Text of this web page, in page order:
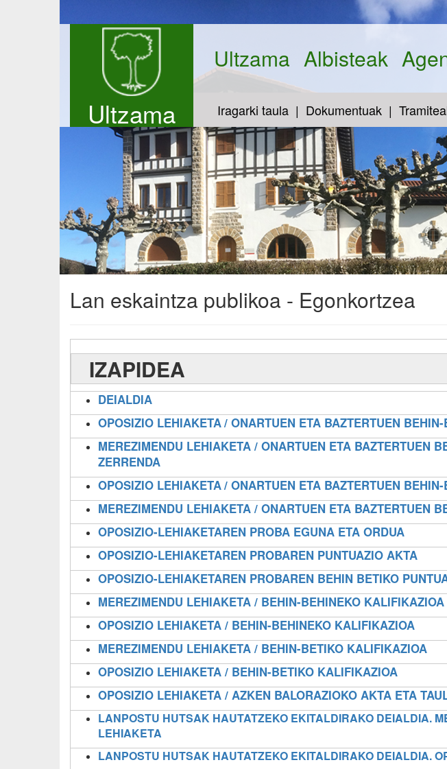
Ultzama
Ultzama Albisteak
Iragarki taula Dokumentuak
Lan eskaintza publikoa - Egonkortzea
IZAPIDEA
DEIALDIA
OPOSIZIO LEHIAKETA/ ONARTUEN ETA BAZTERTUEN
MEREZIMENDU LEHIAKETA / ONARTUEN ETA BAZTERTUEN
ZERRENDA
OPOSIZIO LEHIAKETA/ ONARTUEN ETA BAZTERTUEN
MEREZIMENDU LEHIAKETA / ONARTUEN ETA BAZTERTUEN
OPOSIZIO-LEHIAKETAREN PROBA EGUNA ETA ORDUA
OPOSIZIO-LEHIAKETAREN PROBAREN PUNTUAZIO AKTA
OPOSIZIO-LEHIAKETAREN PROBAREN BEHIN BETIKO
MEREZIMENDU LEHIAKETA / BEHIN-BEHINEKO KALIFIKAZIOA
OPOSIZIO LEHIAKETA / BEHIN-BEHINEKO KALIFIKAZIOA
MEREZIMENDU LEHIAKETA / BEHIN-BETIKO KALIFIKAZIOA
OPOSIZIO LEHIAKETA / BEHIN-BETIKO KALIFIKAZIOA
OPOSIZIO LEHIAKETA / AZKEN BALORAZIOKO AKTA ETA
LANPOSTU HUTSAK HAUTATZEKO EKITALDIRAKO DEIALDIA.
LEHIAKETA
LANPOSTU HUTSAK HAUTATZEKO EKITALDIRAKO DEIALDIA.